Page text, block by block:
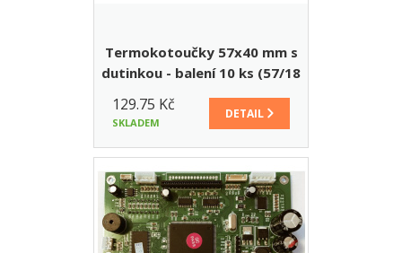
Termokotoučky 57x40 mm s
dutinkou - balení 10 ks (57/18
m (40)/12 mm)
129.75 Kč
SKLADEM
DETAIL